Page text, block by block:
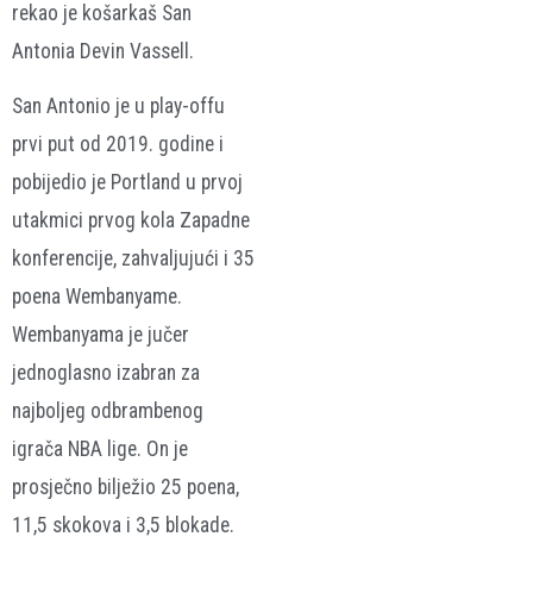
rekao je košarkaš San
Antonia Devin Vassell.
San Antonio je u play-offu
prvi put od 2019. godine i
pobijedio je Portland u prvoj
utakmici prvog kola Zapadne
konferencije, zahvaljujući i 35
poena Wembanyame.
Wembanyama je jučer
jednoglasno izabran za
najboljeg odbrambenog
igrača NBA lige. On je
prosječno bilježio 25 poena,
11,5 skokova i 3,5 blokade.